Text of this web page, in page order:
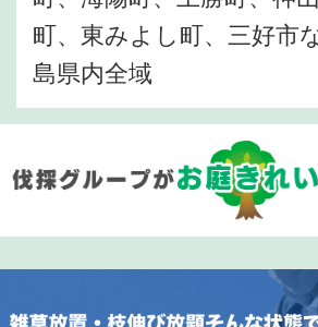
町、東みよし町、三好市
島県内全域